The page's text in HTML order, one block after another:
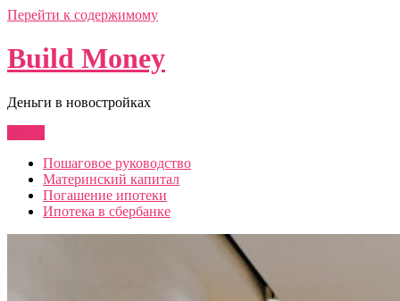
Перейти к содержимому
Build Money
Деньги в новостройках
Пошаговое руководство
Материнский капитал
Погашение ипотеки
Ипотека в сбербанке